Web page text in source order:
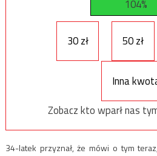
104%
30 zł 50 zł
Inna
Zobacz kto wparł nas
34-latek przyznał, że mówi o tym